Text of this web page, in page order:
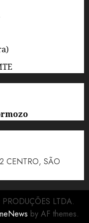
CENTRO, SÃO
LTDA.
by AF themes.